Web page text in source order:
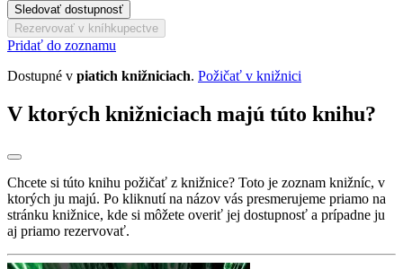
Sledovať dostupnosť
Rezervovať v kníhkupectve
Pridať do zoznamu
Dostupné v piatich knižniciach. Požičať v knižnici
V ktorých knižniciach majú túto knihu?
Chcete si túto knihu požičať z knižnice? Toto je zoznam knižníc, v
ktorých ju majú. Po kliknutí na názov vás presmerujeme priamo na
stránku knižnice, kde si môžete overiť jej dostupnosť a prípadne ju
aj priamo rezervovať.